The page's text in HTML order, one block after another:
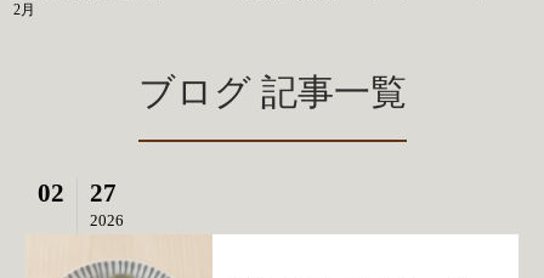
2月
ブログ 記事一覧
02 27
2026